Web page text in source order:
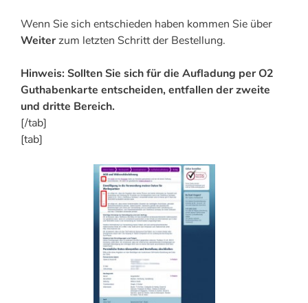
Wenn Sie sich entschieden haben kommen Sie über
Weiterzum letzten Schritt der Bestellung.
Hinweis: Sollten Sie sich für die Aufladung per O2
Guthabenkarte entscheiden, entfallen der zweite
und dritte Bereich.
[/tab]
[tab]